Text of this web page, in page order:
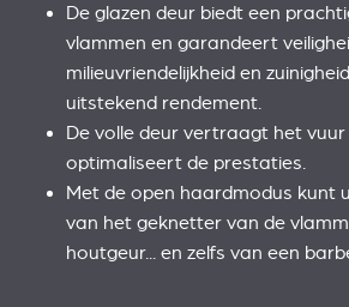
De glazen deur biedt een
vlammen en garandeert
milieuvriendelijkheid en
uitstekend rendement.
De volle deur vertraagt het vuur
optimaliseert de prestaties.
Met de open haardmodus kunt
van het geknetter van de
houtgeur... en zelfs van een